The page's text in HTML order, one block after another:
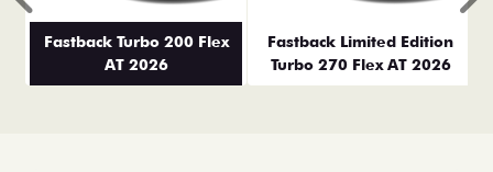
Fastback Turbo 200 Flex
AT 2026
Fastback Limited Edition
Turbo 270 Flex AT 2026
Anterior